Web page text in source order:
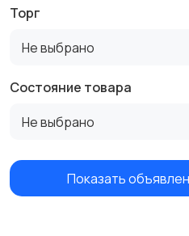
Торг
Не выбрано
Состояние товара
Не выбрано
Показать